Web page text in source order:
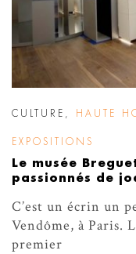
CULTURE HAUTE
EXPOSITIONS
Le musée
passionnés de
C’est un écrin un
Vendôme, à Paris.
premier